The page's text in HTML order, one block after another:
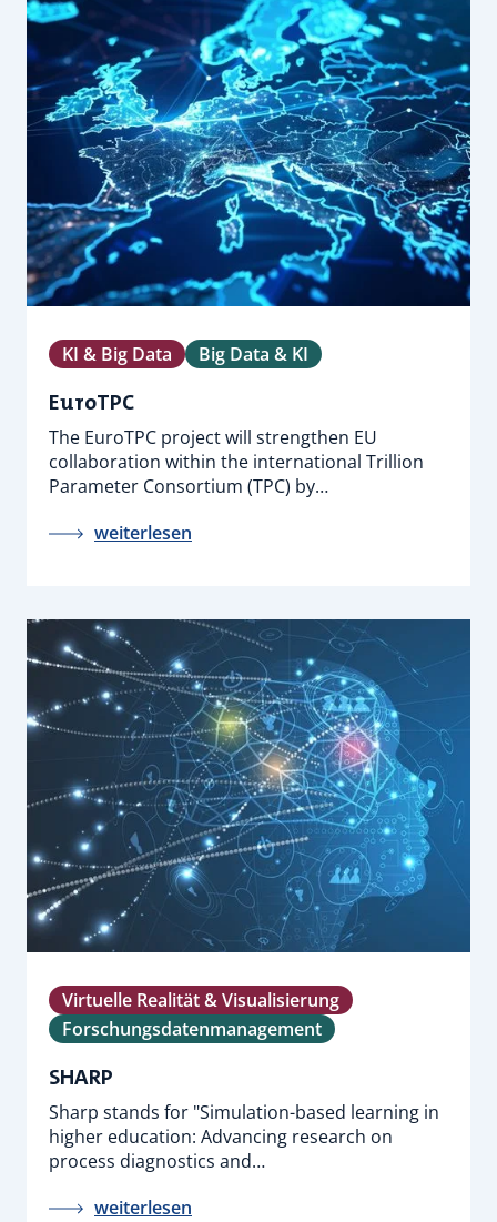
KI & Big Data Big Data & KI
EuroTPC
The EuroTPC project will strengthen EU
collaboration within the international Trillion
Parameter Consortium (TPC) by…
weiterlesen
Virtuelle Realität & Visualisierung
Forschungsdatenmanagement
SHARP
Sharp stands for "Simulation-based learning in
higher education: Advancing research on
process diagnostics and…
weiterlesen